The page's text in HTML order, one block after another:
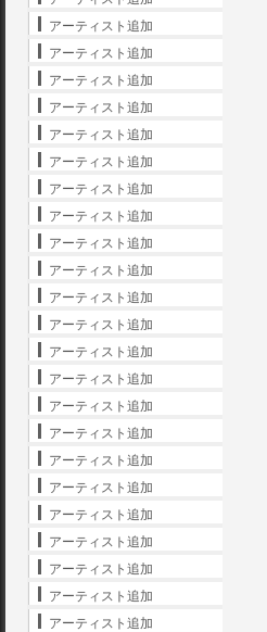
アーティスト追加
アーティスト追加
アーティスト追加
アーティスト追加
アーティスト追加
アーティスト追加
アーティスト追加
アーティスト追加
アーティスト追加
アーティスト追加
アーティスト追加
アーティスト追加
アーティスト追加
アーティスト追加
アーティスト追加
アーティスト追加
アーティスト追加
アーティスト追加
アーティスト追加
アーティスト追加
アーティスト追加
アーティスト追加
アーティスト追加